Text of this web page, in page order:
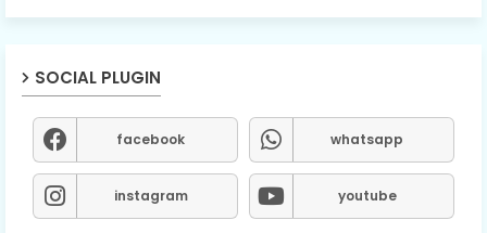
SOCIAL PLUGIN
facebook whatsapp
instagram youtube